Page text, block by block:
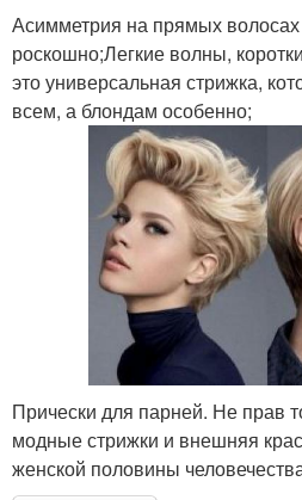
Асимметрия на прямых
роскошно;Легкие волны,
это универсальная стрижка,
всем, а блондам особенно;
Прически для парней. Не прав
модные стрижки и внешняя
женской половины